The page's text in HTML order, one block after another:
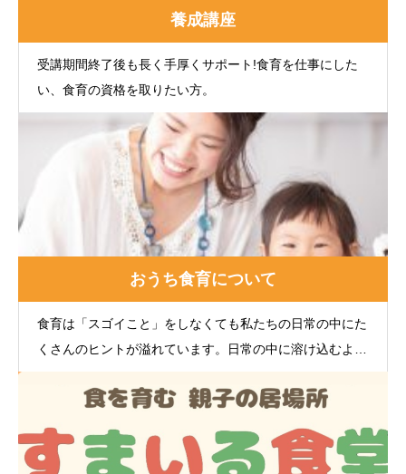
養成講座
受講期間終了後も長く手厚くサポート!食育を仕事にした
い、食育の資格を取りたい方。
おうち食育について
食育は「スゴイこと」をしなくても私たちの日常の中にた
くさんのヒントが溢れています。日常の中に溶け込むよう
育」です。